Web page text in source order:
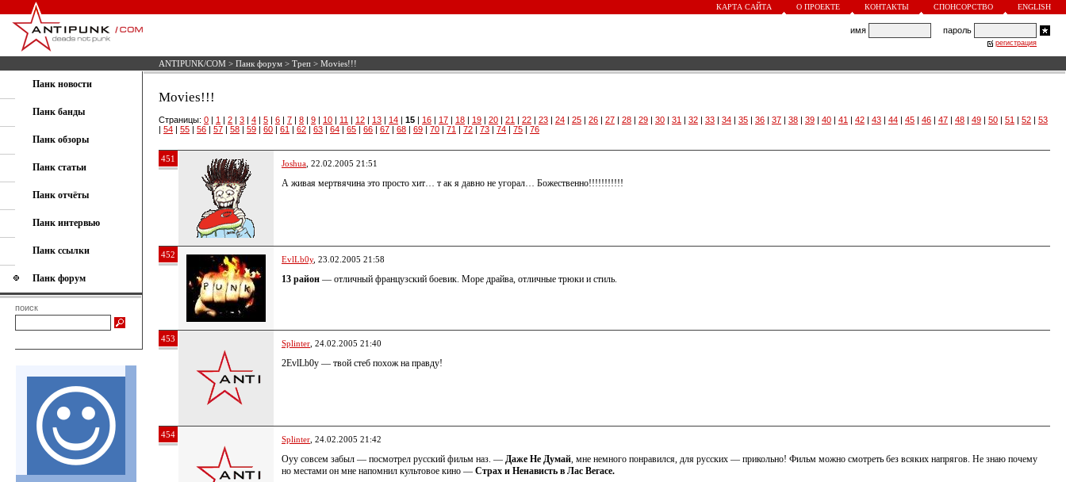
КАРТА САЙТА О ПРОЕКТЕ КОНТАКТЫ СПОНСОРСТВО ENGLISH
имя пароль
регистрация
ANTIPUNK/COM > Панк форум > Треп > Movies!!!
Панк новости
Панк банды
Панк обзоры
Панк статьи
Панк отчёты
Панк интервью
Панк ссылки
Панк форум
поиск
Movies!!!
Страницы: 0 | 1 | 2 | 3 | 4 | 5 | 6 | 7 | 8 | 9 | 10 | 11 | 12 | 13 | 14 | 15 | 16 | 17 | 18 | 19 | 20 | 21 | 22 | 23 | 24 | 25 | 26 | 27 | 28 | 29 | 30 | 31 | 32 | 33 | 34 | 35 | 36 | 37 | 38 | 39 | 40 | 41 | 42 | 43 | 44 | 45 | 46 | 47 | 48 | 49 | 50 | 51 | 52 | 53
| 54 | 55 | 56 | 57 | 58 | 59 | 60 | 61 | 62 | 63 | 64 | 65 | 66 | 67 | 68 | 69 | 70 | 71 | 72 | 73 | 74 | 75 | 76
451 Joshua , 22.02.2005 21:51
А живая мертвячина это просто хит… т ак я давно не угорал… Божественно!!!!!!!!!!!
452 EvlLb0y, 23.02.2005 21:58
13 район — отличный французский боевик. Море драйва, отличные трюки и стиль.
453 Splinter , 24.02.2005 21:40
2EvlLb0y — твой стеб похож на правду!
454 Splinter , 24.02.2005 21:42
Оуу совсем забыл — посмотрел русский фильм наз. — Даже Не Думай, мне немного понравился, для русских — прикольно! Фильм можно смотреть без всяких напрягов. Не знаю почему
но местами он мне напомнил культовое кино — Страх и Ненависть в Лас Вегасе.